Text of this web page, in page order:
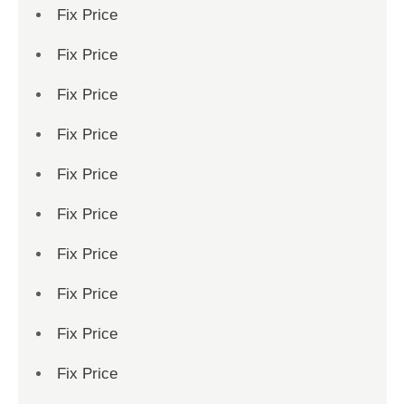
Fix Price
Fix Price
Fix Price
Fix Price
Fix Price
Fix Price
Fix Price
Fix Price
Fix Price
Fix Price